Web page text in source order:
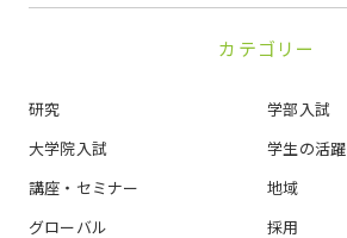
カテゴリー
研究 学部入試
大学院入試 学生の活躍
講座・セミナー 地域
グローバル 採用